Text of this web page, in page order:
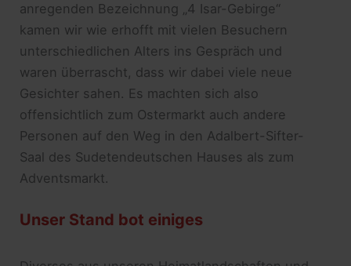
anregenden Bezeichnung „4 Isar-Gebirge“
kamen wir wie erhofft mit vielen Besuchern
unterschiedlichen Alters ins Gespräch und
waren überrascht, dass wir dabei viele neue
Gesichter sahen. Es machten sich also
offensichtlich zum Ostermarkt auch andere
Personen auf den Weg in den Adalbert-Sifter-
Saal des Sudetendeutschen Hauses als zum
Adventsmarkt.
Unser Stand bot einiges